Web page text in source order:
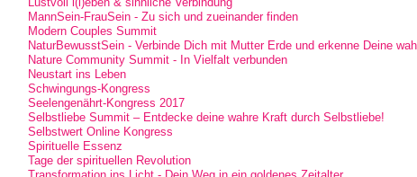
MannSein-FrauSein - Zu sich und zueinander finden
Modern Couples Summit
NaturBewusstSein - Verbinde Dich mit Mutter Erde und erkenne Deine
Nature Community Summit - In Vielfalt verbunden
Neustart ins Leben
Schwingungs-Kongress
Seelengenährt-Kongress 2017
Selbstliebe Summit – Entdecke deine wahre Kraft durch Selbstliebe!
Selbstwert Online Kongress
Spirituelle Essenz
Tage der spirituellen Revolution